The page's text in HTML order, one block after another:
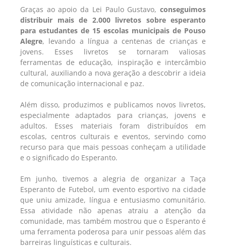
Graças ao apoio da Lei Paulo Gustavo, conseguimos
distribuir mais de 2.000 livretos sobre esperanto
para estudantes de 15 escolas municipais de Pouso
Alegre, levando a língua a centenas de crianças e
jovens. Esses livretos se tornaram valiosas
ferramentas de educação, inspiração e intercâmbio
cultural, auxiliando a nova geração a descobrir a ideia
de comunicação internacional e paz.
Além disso, produzimos e publicamos novos livretos,
especialmente adaptados para crianças, jovens e
adultos. Esses materiais foram distribuídos em
escolas, centros culturais e eventos, servindo como
recurso para que mais pessoas conheçam a utilidade
e o significado do Esperanto.
Em junho, tivemos a alegria de organizar a Taça
Esperanto de Futebol, um evento esportivo na cidade
que uniu amizade, língua e entusiasmo comunitário.
Essa atividade não apenas atraiu a atenção da
comunidade, mas também mostrou que o Esperanto é
uma ferramenta poderosa para unir pessoas além das
barreiras linguísticas e culturais.